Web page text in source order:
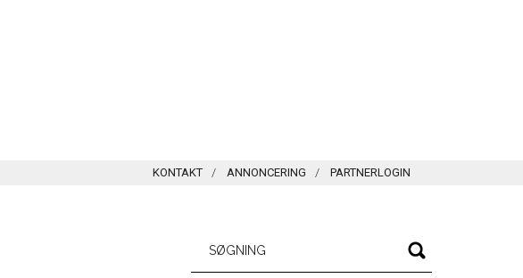
KONTAKT ANNONCERING PARTNERLOGIN